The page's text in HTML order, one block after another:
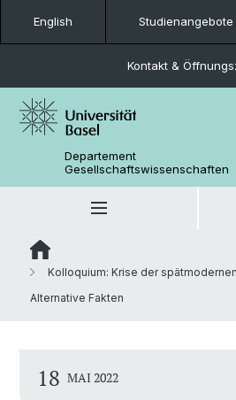
English Studienangebote
Kontakt &
Departement
Gesellschaftswissenschaften
Kolloquium: Krise der
Alternative Fakten
18 MAI 2022